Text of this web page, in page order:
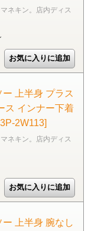
ネキン。店内ディス
上半身 プラス
ス インナー下着
2W113]
ネキン。店内ディス
上半身 腕なし